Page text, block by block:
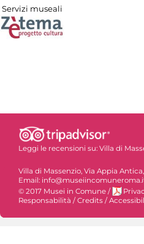
Servizi museali
Leggi le recensioni su: Villa di
Villa di Massenzio, Via Appia
Email:
© 2017 Musei in Comune /
Responsabilità /Credits /